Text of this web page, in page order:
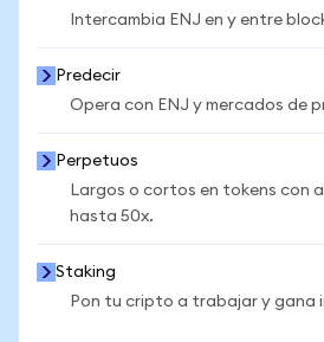
Intercambia ENJ en y entre
Predecir
Opera con ENJ y mercados de
Perpetuos
Largos o cortos en tokens con
hasta 50x.
Staking
Pon tu cripto a trabajar y gana